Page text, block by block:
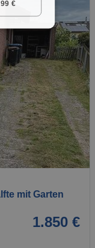
1 / 6
mit Garten
1.850 €
€